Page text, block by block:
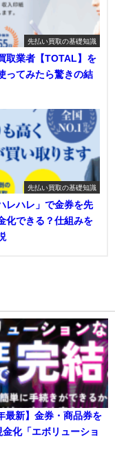
先払い買取の基礎知識
取業者【TOTAL】を
ってみたら驚きの結
先払い買取の基礎知識
レハレ」で金券を先
化できる？仕組みを
最新】金券・商品券を
金化「エボリューショ